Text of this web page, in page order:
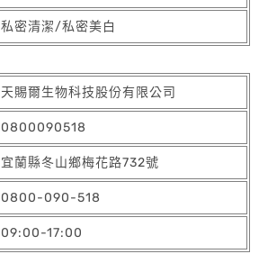
私密清潔/私密美白
天賜爾生物科技股份有限公司
0800090518
宜蘭縣冬山鄉梅花路732號
0800-090-518
09:00-17:00